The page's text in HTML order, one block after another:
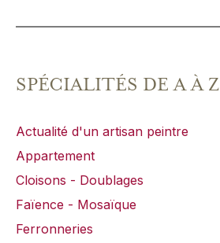
SPÉCIALITÉS DE A À Z
Actualité d'un artisan peintre
Appartement
Cloisons - Doublages
Faïence - Mosaïque
Ferronneries